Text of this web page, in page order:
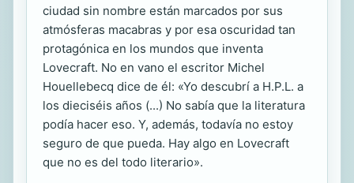
ciudad sin nombre están marcados por sus
atmósferas macabras y por esa oscuridad tan
protagónica en los mundos que inventa
Lovecraft. No en vano el escritor Michel
Houellebecq dice de él: «Yo descubrí a H.P.L. a
los dieciséis años (...) No sabía que la literatura
podía hacer eso. Y, además, todavía no estoy
seguro de que pueda. Hay algo en Lovecraft
que no es del todo literario».